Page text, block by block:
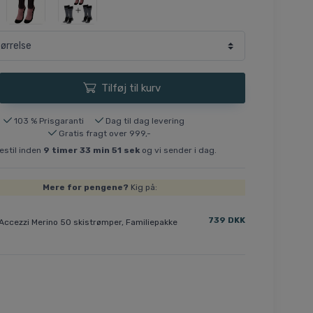
Tilføj til kurv
103 % Prisgaranti
Dag til dag levering
Gratis fragt over 999,-
inden 9timer 33min 50 sek og vi sender i dag.
Mere for pengene? Kig på:
Merino 50 skistrømper, Familiepakke 739 DKK